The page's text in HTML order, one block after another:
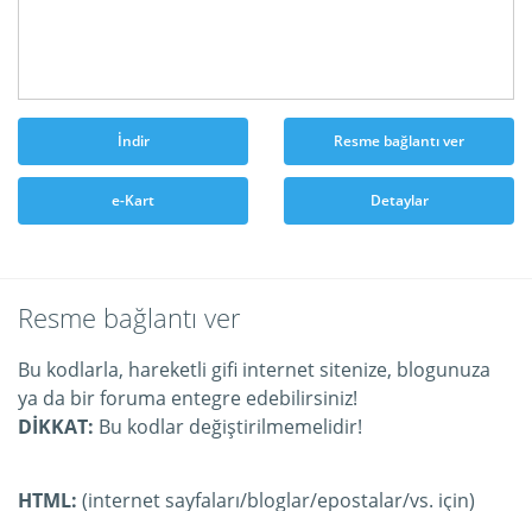
İndir Resme bağlantı ver
e-Kart Detaylar
Resme bağlantı ver
Bu kodlarla, hareketli gifi internet sitenize, blogunuza
ya da bir foruma entegre edebilirsiniz!
DİKKAT: Bu kodlar değiştirilmemelidir!
HTML: (internet sayfaları/bloglar/epostalar/vs. için)